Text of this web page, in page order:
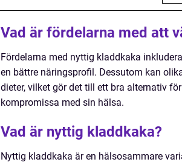
Vad är fördelarna med att
Fördelarna med nyttig kladdkaka
en bättre näringsprofil. Dessutom kan
dieter, vilket gör det till ett bra alternativ
kompromissa med sin hälsa.
Vad är nyttig kladdkaka?
Nyttig kladdkaka är en hälsosammare